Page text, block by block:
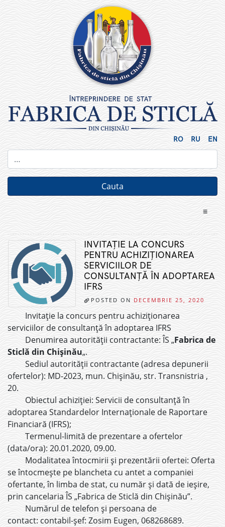
RO RU EN
≡
INVITAŢIE LA CONCURS
PENTRU ACHIZIŢIONAREA
SERVICIILOR DE
CONSULTANȚĂ ÎN ADOPTAREA
IFRS
POSTED ON DECEMBRIE 25, 2020
Invitaţie la concurs pentru achiziţionarea
serviciilor de consultanță în adoptarea IFRS
Denumirea autorităţii contractante: ÎS „Fabrica de
Sticlă din Chișinău„.
Sediul autorităţii contractante (adresa depunerii
ofertelor): MD-2023, mun. Chişinău, str. Transnistria ,
20.
Obiectul achiziţiei: Servicii de consultanță în
adoptarea Standardelor Internaționale de Raportare
Financiară (IFRS);
Termenul-limită de prezentare a ofertelor
(data/ora): 20.01.2020, 09.00.
Modalitatea întocmirii şi prezentării ofertei: Oferta
se întocmeşte pe blancheta cu antet a companiei
ofertante, în limba de stat, cu număr şi dată de ieşire,
prin cancelaria ÎS „Fabrica de Sticlă din Chișinău”.
Numărul de telefon şi persoana de
contact: contabil-șef: Zosim Eugen, 068268689.